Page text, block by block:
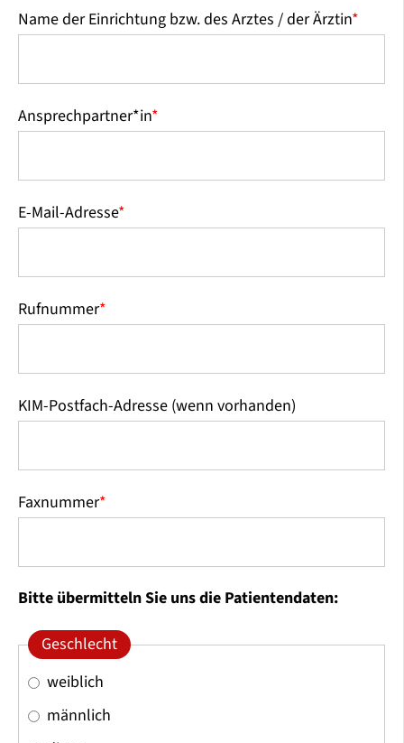
Name der Einrichtung bzw. des Arztes / der Ärztin*
Ansprechpartner*in*
E-Mail-Adresse*
Rufnummer*
KIM-Postfach-Adresse (wenn vorhanden)
Faxnummer*
Bitte übermitteln Sie uns die Patientendaten:
Geschlecht
weiblich
männlich